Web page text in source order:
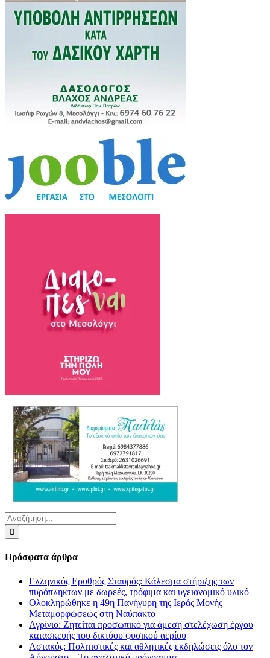
Αναζήτηση
για:
Πρόσφατα άρθρα
Ελληνικός Ερυθρός Σταυρός: Κάλεσμα στήριξης των
πυρόπληκτων με δωρεές, τρόφιμα και υγειονομικό υλικό
Ολοκληρώθηκε η 49η Πανήγυρη της Ιεράς Μονής
Μεταμορφώσεως στη Ναύπακτο
Αγρίνιο: Ζητείται προσωπικό για άμεση στελέχωση έργου
κατασκευής του δικτύου φυσικού αερίου
Αστακός: Πολιτιστικές και αθλητικές εκδηλώσεις όλο τον